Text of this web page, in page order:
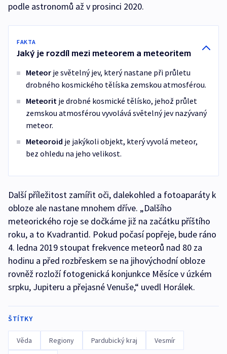
podle astronomů až v prosinci 2020.
FAKTA
Jaký je rozdíl mezi meteorem a meteoritem
Meteor je světelný jev, který nastane při průletu
drobného kosmického tělíska zemskou atmosférou.
Meteorit je drobné kosmické tělísko, jehož průlet
zemskou atmosférou vyvolává světelný jev nazývaný
meteor.
Meteoroid je jakýkoli objekt, který vyvolá meteor,
bez ohledu na jeho velikost.
Další příležitost zamířit oči, dalekohled a fotoaparáty k
obloze ale nastane mnohem dříve. „Dalšího
meteorického roje se dočkáme již na začátku příštího
roku, a to Kvadrantid. Pokud počasí popřeje, bude ráno
4. ledna 2019 stoupat frekvence meteorů nad 80 za
hodinu a před rozbřeskem se na jihovýchodní obloze
rovněž rozloží fotogenická konjunkce Měsíce v úzkém
srpku, Jupiteru a přejasné Venuše,“ uvedl Horálek.
ŠTÍTKY
Věda Regiony Pardubický kraj Vesmír